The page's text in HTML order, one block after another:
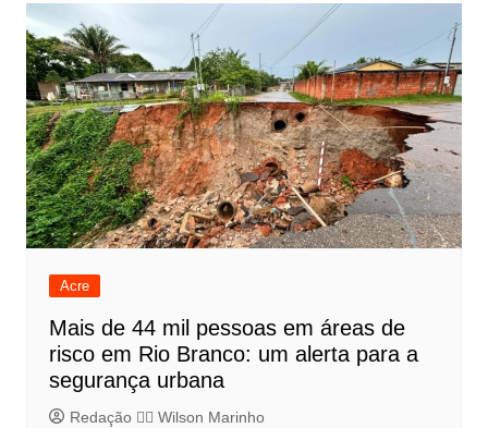
Acre
Mais de 44 mil pessoas em áreas de
risco em Rio Branco: um alerta para a
segurança urbana
Redação 👨‍⚖️​ Wilson Marinho